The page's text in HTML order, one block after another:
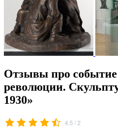
Отзывы про
революции.
1930»
4.5 /2